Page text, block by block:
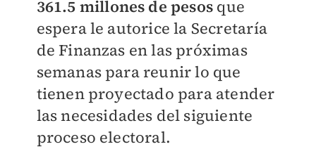
361.5 millones de pesos que
espera le autorice la Secretaría
de Finanzas en las próximas
semanas para reunir lo que
tienen proyectado para atender
las necesidades del siguiente
proceso electoral.